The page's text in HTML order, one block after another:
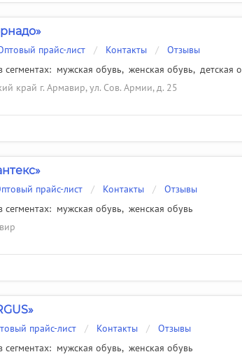
прайс-лист / Контакты /
Отзывы
мужская обувь, женская обувь, детская
край г. Армавир, ул. Сов. Армии, д. 25
прайс-лист / Контакты /
Отзывы
мужская обувь, женская обувь
прайс-лист / Контакты /
Отзывы
мужская обувь, женская обувь